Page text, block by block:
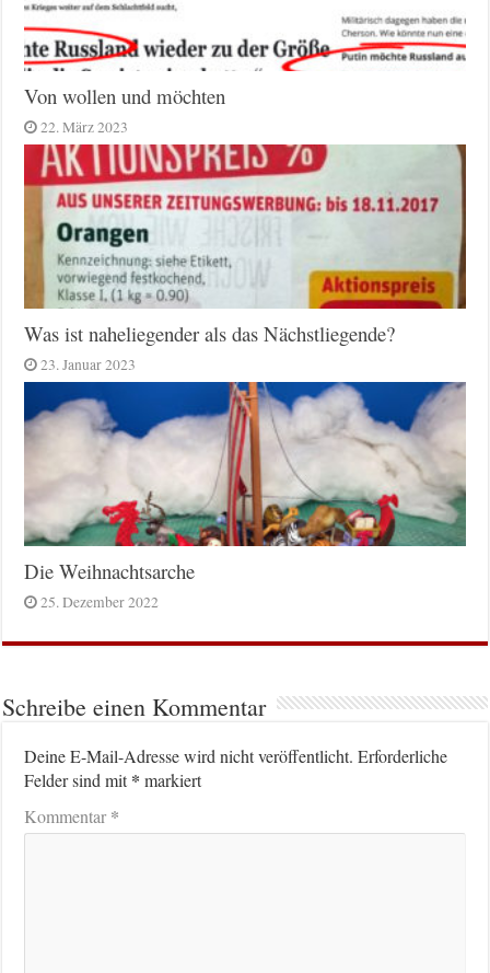
Von wollen und möchten
22. März 2023
Was ist naheliegender als das Nächstliegende?
23. Januar 2023
Die Weihnachtsarche
25. Dezember 2022
Schreibe einen Kommentar
Deine E-Mail-Adresse wird nicht veröffentlicht. Erforderliche
Felder sind mit* markiert
Kommentar*